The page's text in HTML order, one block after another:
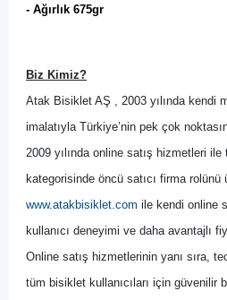
- Ağırlık 675gr
Biz Kimiz?
Atak Bisiklet AŞ , 2003 yılında kendi
imalatıyla Türkiye’nin pek çok
2009 yılında online satış hizmetleri
kategorisinde öncü satıcı firma
www.atakbisiklet.com ile kendi online
kullanıcı deneyimi ve daha avantajlı
Online satış hizmetlerinin yanı sıra,
tüm bisiklet kullanıcıları için güvenilir